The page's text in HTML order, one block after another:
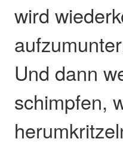
wird
Und dann
schimpfen,